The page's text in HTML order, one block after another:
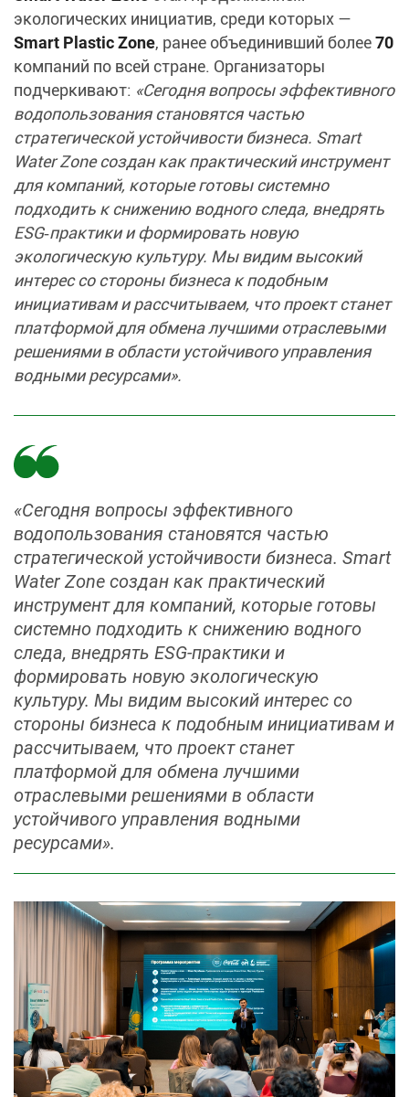
экологических инициатив, среди которых —
Smart Plastic Zone, ранее объединивший более70
компаний по всей стране. Организаторы
подчеркивают: «Сегодня вопросы эффективного
водопользования становятся частью
стратегической устойчивости бизнеса. Smart
Water Zone создан как практический инструмент
для компаний, которые готовы системно
подходить к снижению водного следа, внедрять
ESG‑практики и формировать новую
экологическую культуру. Мы видим высокий
интерес со стороны бизнеса к подобным
инициативам и рассчитываем, что проект станет
платформой для обмена лучшими отраслевыми
решениями в области устойчивого управления
водными ресурсами».
«Сегодня вопросы эффективного
водопользования становятся частью
стратегической устойчивости бизнеса. Smart
Water Zone создан как практический
инструмент для компаний, которые готовы
системно подходить к снижению водного
следа, внедрять ESG‑практики и
формировать новую экологическую
культуру. Мы видим высокий интерес со
стороны бизнеса к подобным инициативам и
рассчитываем, что проект станет
платформой для обмена лучшими
отраслевыми решениями в области
устойчивого управления водными
ресурсами».